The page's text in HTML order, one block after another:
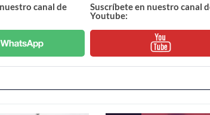
canal de
Suscríbete en nuestro canal
Youtube: